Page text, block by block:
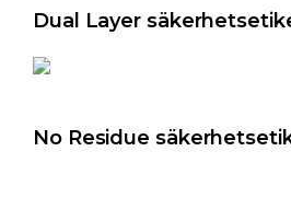
Dual Layer
No Residue